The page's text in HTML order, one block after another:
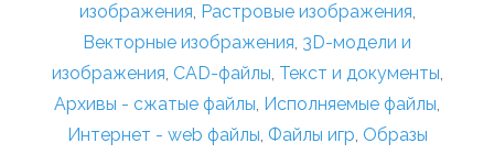
изображения, Растровые изображения,
Векторные изображения, 3D-модели и
изображения, CAD-файлы, Текст и документы,
Архивы - сжатые файлы, Исполняемые файлы,
Интернет - web файлы, Файлы игр, Образы